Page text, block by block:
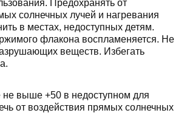
Предохранять от
солнечных лучей и нагревания
в местах, недоступных детям.
флакона воспламеняется. Не
веществ. Избегать
не выше +50 в недоступном для
от воздействия прямых солнечных